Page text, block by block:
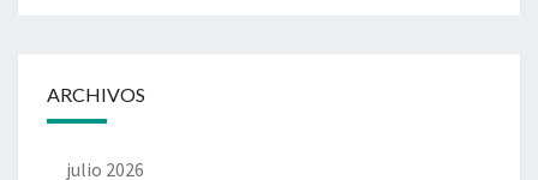
ARCHIVOS
julio 2026